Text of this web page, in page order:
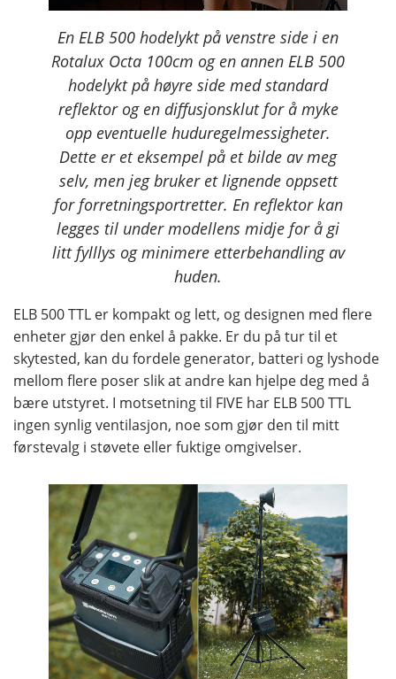
En ELB 500 hodelykt på venstre side i en
Rotalux Octa 100cm og en annen ELB 500
hodelykt på høyre side med standard
reflektor og en diffusjonsklut for å myke
opp eventuelle huduregelmessigheter.
Dette er et eksempel på et bilde av meg
selv, men jeg bruker et lignende oppsett
for forretningsportretter. En reflektor kan
legges til under modellens midje for å gi
litt fylllys og minimere etterbehandling av
huden.
ELB 500 TTL er kompakt og lett, og designen med flere
enheter gjør den enkel å pakke. Er du på tur til et
skytested, kan du fordele generator, batteri og lyshode
mellom flere poser slik at andre kan hjelpe deg med å
bære utstyret. I motsetning til FIVE har ELB 500 TTL
ingen synlig ventilasjon, noe som gjør den til mitt
førstevalg i støvete eller fuktige omgivelser.